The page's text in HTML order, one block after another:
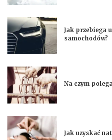
Jak przebiega
samochodów?
Na czym
Jak uzyskać